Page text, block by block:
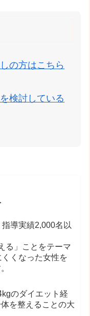
の方はこちら
検討している
導実績2,000名以
る」ことをテーマ
くなった女性を
のダイエット経
を整えることの大